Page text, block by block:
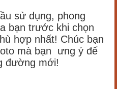
sử dụng, phong
bạn trước khi chọn
hợp nhất! Chúc bạn
mà bạn ưng ý để
đường mới!